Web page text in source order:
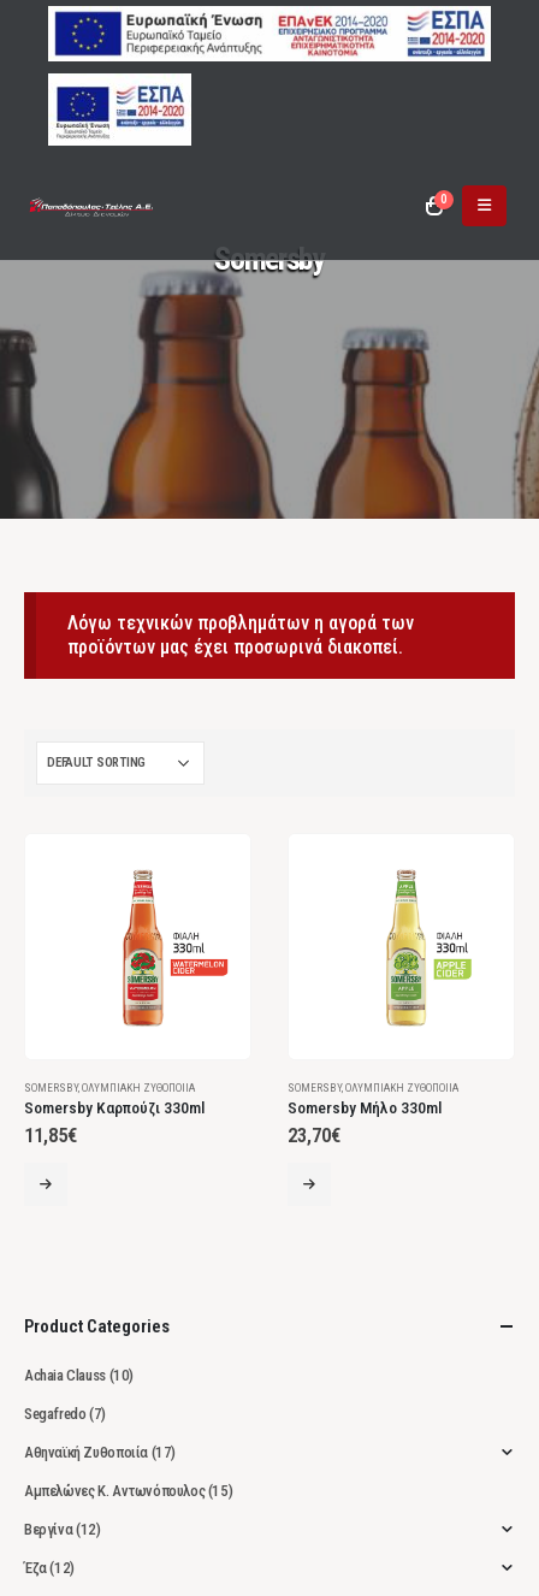
0
Somersby
Λόγω τεχνικών προβλημάτων η αγορά των
προϊόντων μας έχει προσωρινά διακοπεί.
SOMERSBY,ΟΛΥΜΠΙΑΚΉ ΖΥΘΟΠΟΙΊΑ
Somersby Καρπούζι 330ml
11,85€
SOMERSBY,ΟΛΥΜΠΙΑΚΉ ΖΥΘΟΠΟΙΊΑ
Somersby Μήλο 330ml
23,70€
Product Categories
Achaia Clauss (10)
Segafredo (7)
Αθηναϊκή Ζυθοποιία (17)
Αμπελώνες Κ. Αντωνόπουλος(15)
Βεργίνα(12)
Έζα(12)